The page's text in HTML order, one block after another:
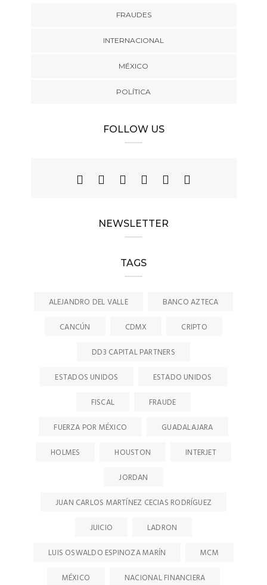
FRAUDES
INTERNACIONAL
MÉXICO
POLÍTICA
FOLLOW US
NEWSLETTER
TAGS
ALEJANDRO DEL VALLE
BANCO AZTECA
CANCÚN
CDMX
CRIPTO
DD3 CAPITAL PARTNERS
ESTADOS UNIDOS
ESTADO UNIDOS
FISCAL
FRAUDE
FUERZA POR MÉXICO
GUADALAJARA
HOLMES
HOUSTON
INTERJET
JORDAN
JUAN CARLOS MARTÍNEZ CECIAS RODRÍGUEZ
JUICIO
LADRON
LUIS OSWALDO ESPINOZA MARÍN
MCM
MÉXICO
NACIONAL FINANCIERA